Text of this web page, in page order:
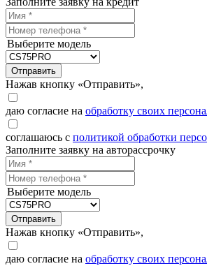
Выберите модель
Отправить
Нажав кнопку «Отправить»,
даю согласие на обработку своих
соглашаюсь с политикой обработки
Заполните заявку на авторассрочку
Выберите модель
Отправить
Нажав кнопку «Отправить»,
даю согласие на обработку своих